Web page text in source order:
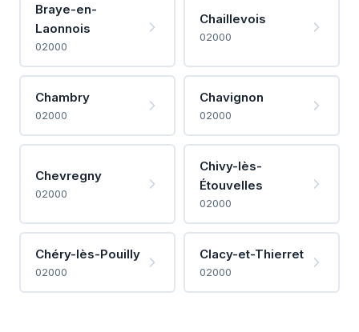
Braye-en-
Laonnois
02000
Chaillevois
02000
Chambry
02000
Chavignon
02000
Chevregny
02000
Chivy-lès-
Étouvelles
02000
Chéry-lès-Pouilly
02000
Clacy-et-Thierret
02000